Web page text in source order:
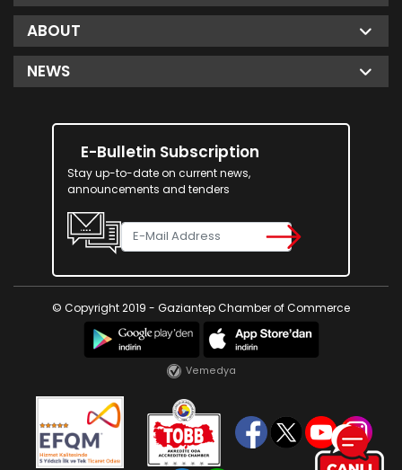
ABOUT
NEWS
E-Bulletin Subscription
Stay up-to-date on current news,
announcements and tenders
© Copyright 2019 - Gaziantep Chamber of Commerce
Vemedya